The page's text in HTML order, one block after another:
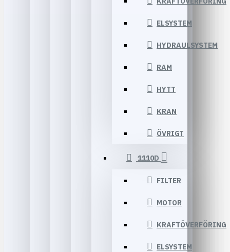
ELSYSTEM
HYDRAULSYSTEM
RAM
HYTT
KRAN
ÖVRIGT
1110D
FILTER
MOTOR
KRAFTÖVERFÖRING
ELSYSTEM